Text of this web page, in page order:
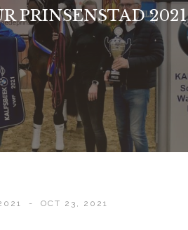
PRINSENSTAD 2021
- OCT 23, 2021